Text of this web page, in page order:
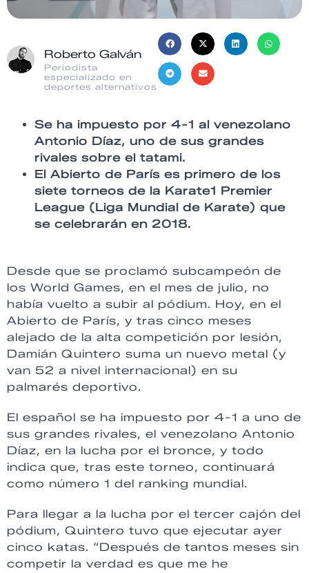
Roberto Galván
Periodista
especializado en
deportes alternativos
Se ha impuesto por 4-1 al venezolano
Antonio Díaz, uno de sus grandes
rivales sobre el tatami.
El Abierto de París es primero de los
siete torneos de la Karate1 Premier
League (Liga Mundial de Karate) que
se celebrarán en 2018.
Desde que se proclamó subcampeón de
los World Games, en el mes de julio, no
había vuelto a subir al pódium. Hoy, en el
Abierto de París, y tras cinco meses
alejado de la alta competición por lesión,
Damián Quintero suma un nuevo metal (y
van 52 a nivel internacional) en su
palmarés deportivo.
El español se ha impuesto por 4-1 a uno de
sus grandes rivales, el venezolano Antonio
Díaz, en la lucha por el bronce, y todo
indica que, tras este torneo, continuará
como número 1 del ranking mundial.
Para llegar a la lucha por el tercer cajón del
pódium, Quintero tuvo que ejecutar ayer
cinco katas. “Después de tantos meses sin
competir la verdad es que me he